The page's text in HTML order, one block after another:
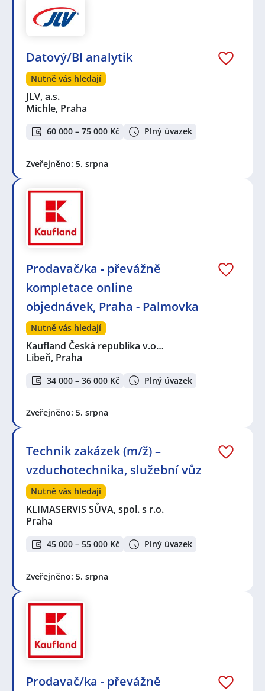
Datový/BI analytik
Nutně vás hledají
JLV, a.s.
Michle, Praha
60 000 – 75 000 Kč Plný úvazek
Zveřejněno: 5. srpna
Prodavač/ka - převážně
kompletace online
objednávek, Praha - Palmovka
Nutně vás hledají
Kaufland Česká republika v.o…
Libeň, Praha
34 000 – 36 000 Kč Plný úvazek
Zveřejněno: 5. srpna
Technik zakázek (m/ž) –
vzduchotechnika, služební vůz
Nutně vás hledají
KLIMASERVIS SŮVA, spol. s r.o.
Praha
45 000 – 55 000 Kč Plný úvazek
Zveřejněno: 5. srpna
Prodavač/ka - převážně